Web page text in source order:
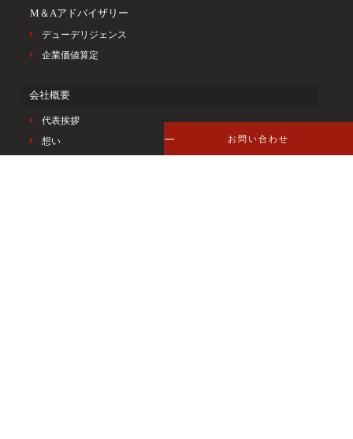
お問い合わせ
M＆Aアドバイザリー
デューデリジェンス
企業価値算定
会社概要
代表挨拶
想い